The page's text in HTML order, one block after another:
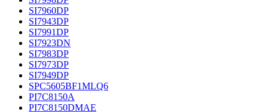
SI7960DP
SI7943DP
SI7991DP
SI7923DN
SI7983DP
SI7973DP
SI7949DP
SPC5605BF1MLQ6
PI7C8150A
PI7C8150DMAE